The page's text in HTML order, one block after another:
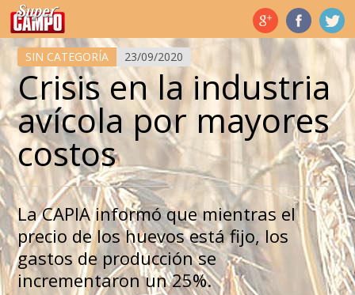
Temas de hoy
SIN CATEGORÍA 23/09/2020
Crisis en la industria
avícola por mayores
costos
La CAPIA informó que mientras el
precio de los huevos está fijo, los
gastos de producción se
incrementaron un 25%.